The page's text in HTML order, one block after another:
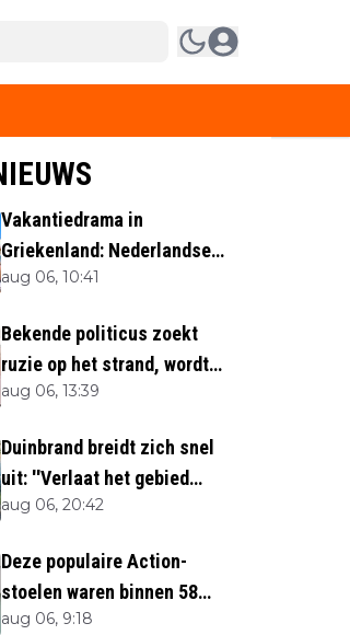
Vakantiedrama in
Griekenland: Nederlandse
(40) omgekomen
aug 06, 10:41
Bekende politicus zoekt
ruzie op het strand, wordt
neergemaaid
aug 06, 13:39
Duinbrand breidt zich snel
uit: ''Verlaat het gebied
direct''
aug 06, 20:42
Deze populaire Action-
stoelen waren binnen 58
minuten uitverkocht zijn
aug 06, 9:18